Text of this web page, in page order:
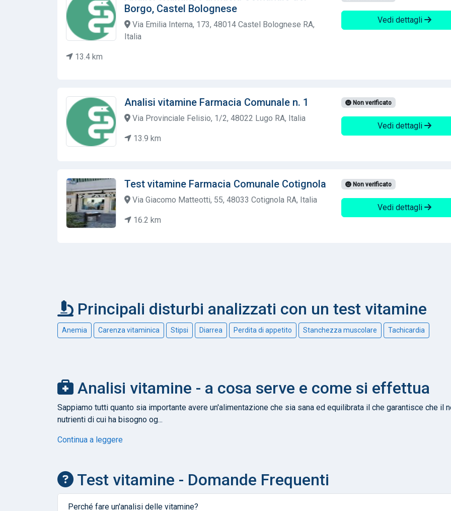
Borgo, Castel Bolognese
Via Emilia Interna, 173, 48014 Castel Bolognese RA,
Italia
13.4 km
Vedi dettagli
Analisi vitamine Farmacia Comunale n. 1
Via Provinciale Felisio, 1/2, 48022 Lugo RA, Italia
13.9 km
Non verificato
Vedi dettagli
Test vitamine Farmacia Comunale Cotignola
Via Giacomo Matteotti, 55, 48033 Cotignola RA, Italia
16.2 km
Non verificato
Vedi dettagli
Principali disturbi analizzati con un test vitamine
Anemia Carenza vitaminica Stipsi Diarrea Perdita di appetito Stanchezza muscolare Tachicardia
Analisi vitamine - a cosa serve e come si effettua
Sappiamo tutti quanto sia importante avere un'alimentazione che sia sana ed equilibrata il che garantisce che il
nutrienti di cui ha bisogno og...
Continua a leggere
Test vitamine - Domande Frequenti
Perché fare un'analisi delle vitamine?